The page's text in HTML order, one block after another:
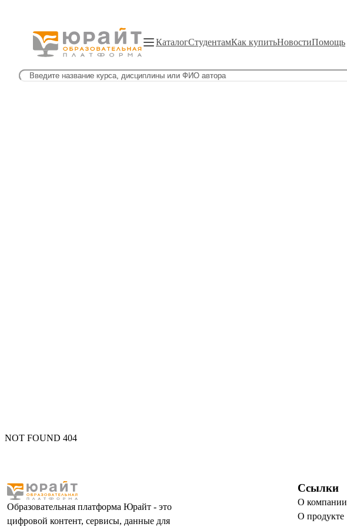
КаталогСтудентамКак купитьНовостиПомощь
NOT FOUND 404
Образовательная платформа Юрайт - это
цифровой контент, сервисы, данные для
Ссылки
О компании
О продукте